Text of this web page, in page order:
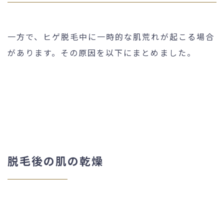
一方で、ヒゲ脱毛中に一時的な肌荒れが起こる場合
があります。その原因を以下にまとめました。
脱毛後の肌の乾燥